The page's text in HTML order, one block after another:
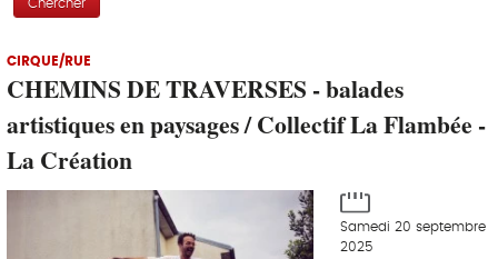
Chercher
CIRQUE/RUE
CHEMINS DE TRAVERSES - balades
artistiques en paysages / Collectif La Flambée -
La Création
Samedi 20 septembre
2025